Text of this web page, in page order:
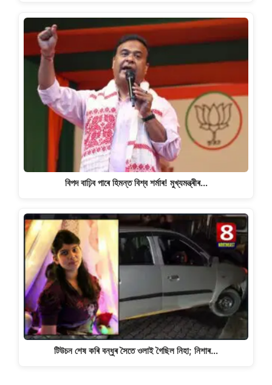
বিপদ বাঢ়িব পাৰে হিমন্ত বিশ্ব শৰ্মাৰ! মুখ্যমন্ত্ৰীৰ…
টিউচন শেষ কৰি বন্ধুৰ সৈতে ওলাই গৈছিল নিহা; নিশাৰ…